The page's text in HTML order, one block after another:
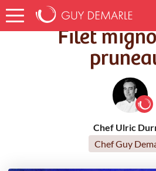
Accueil Recettes Filet mignon
Filet
Chef Ulric
Chef Guy